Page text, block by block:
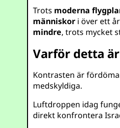
Trots moderna
människor i över ett
mindre, trots mycket
Varför detta
Kontrasten är
medskyldiga.
Luftdroppen idag
direkt konfrontera